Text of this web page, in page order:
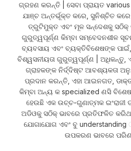
ଗ୍ରହଣ କରନ୍ତି | ସେବା ପ୍ରାୟତ
ଯାଞ୍ଚ ଅନ୍ତର୍ଭୂକ୍ତ କରେ, ସୁନିଶ୍ଚିତ
ତ୍ରୁଟିମୁକ୍ତ ଏବଂ ମୂଳ ସନ୍ଦେଶକୁ ସଠିକ୍
ଗୁରୁତ୍ୱପୂର୍ଣ୍ଣ କିମ୍ବା ସମ୍ବେଦନଶୀଳ
ବ୍ୟବସାୟ ଏବଂ ବ୍ୟକ୍ତିବିଶେଷଙ୍କ
ବିଶ୍ୱସନୀୟତା ଗୁରୁତ୍ୱପୂର୍ଣ୍ଣ | ଅଧିକନ୍ତୁ,
ଗ୍ରାହକଙ୍କ ନିର୍ଦ୍ଦିଷ୍ଟ ଆବଶ୍ୟକତା
ପ୍ରଦାନ କରନ୍ତି, ଏହା ଆଇନଗତ,
କିମ୍ବା ଅନ୍ୟ କ specialized ଣସି
ହେଉଛି ଏକ ଉଚ୍ଚ-ଗୁଣାତ୍ମକ ଇଂରାଜୀ
ଅଡିଓକୁ ସଠିକ୍ ଭାବରେ ପ୍ରତିଫଳିତ
ଯୋଗାଯୋଗ ଏବଂ ବୁ
ଉପକରଣ ଭାବରେ